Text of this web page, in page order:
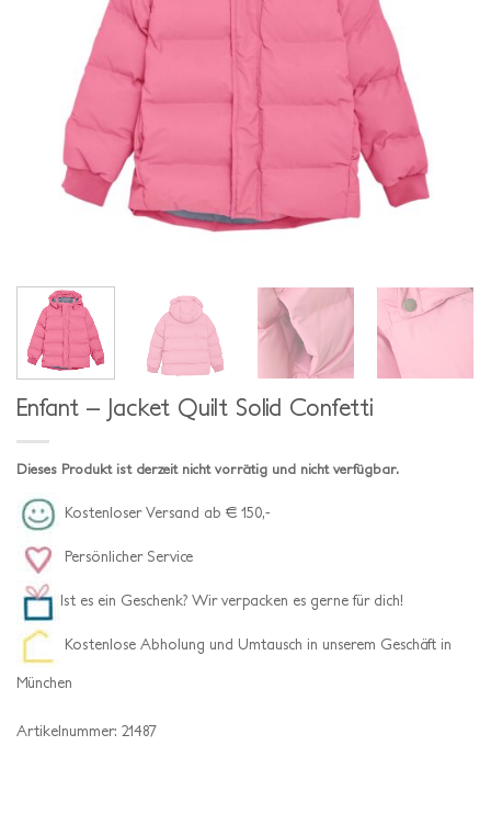
Enfant – Jacket Quilt Solid Confetti
Dieses Produkt ist derzeit nicht vorrätig und nicht verfügbar.
Kostenloser Versand ab € 150,-
Persönlicher Service
Ist es ein Geschenk? Wir verpacken es gerne für dich!
Kostenlose Abholung und Umtausch in unserem Geschäft in
München
Artikelnummer: 21487